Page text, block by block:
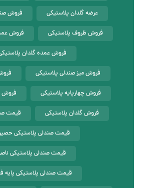
عرضه گلدان پلاستیکی فروش
فروش ظروف پلاستیکی فروش
فروش عمده گلدان
فروش میز صندلی پلاستیکی
فروش چهارپایه پلاستیکی فروش
فروش گلدان پلاستیکی قیمت
قیمت صندلی پلاستیکی
قیمت صندلی پلاستیکی
قیمت صندلی پلاستیکی پایه